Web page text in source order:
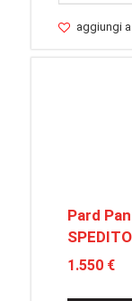
aggiungi
Pard
1.550 €